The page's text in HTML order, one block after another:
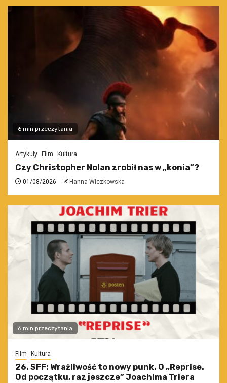
6 min przeczytania
Artykuły Film Kultura
Czy Christopher Nolan zrobił nas w „konia”?
01/08/2026 Hanna Wiczkowska
6 min przeczytania
Film Kultura
26. SFF: Wrażliwość to nowy punk. O „Reprise.
Od początku, raz jeszcze” Joachima Triera